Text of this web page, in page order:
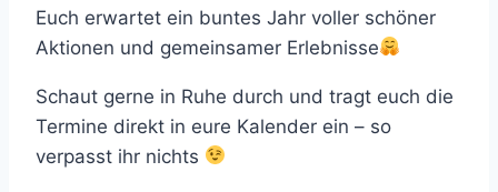
Euch erwartet ein buntes Jahr voller schöner
Aktionen und gemeinsamer Erlebnisse
Schaut gerne in Ruhe durch und tragt euch die
Termine direkt in eure Kalender ein – so
verpasst ihr nichts